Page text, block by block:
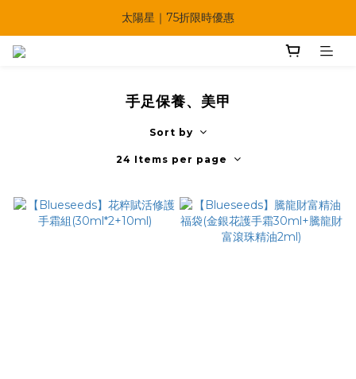
🔥父親節多重優惠一次享！
太陽星｜75折限時優惠
手足保養、美甲
Sort by
24 Items per page